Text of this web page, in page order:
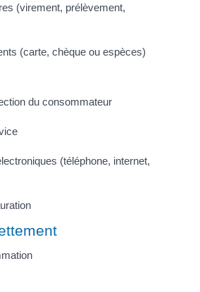
(virement, prélèvement,
(carte, chèque ou espèces)
du consommateur
(téléphone, internet,